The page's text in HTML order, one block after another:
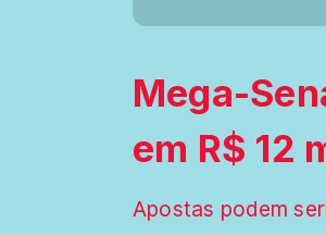
Mega-
em R$ 12
Apostas podem